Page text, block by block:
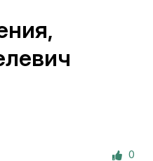
0